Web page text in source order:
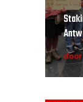
door